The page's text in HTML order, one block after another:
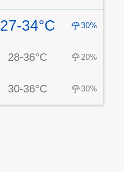
27-34°C 30%
28-36°C 20%
30-36°C 30%